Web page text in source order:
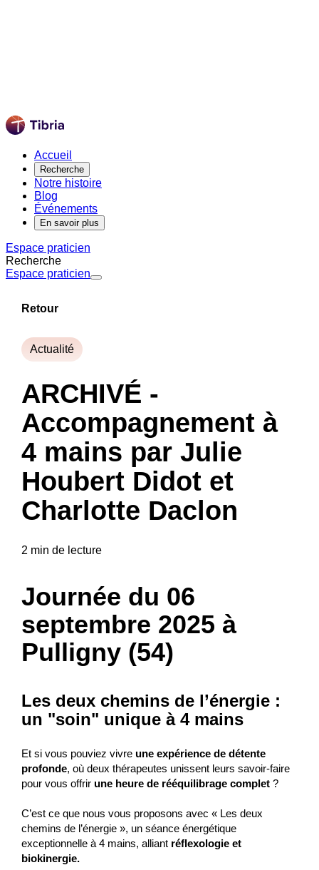
Accueil
Recherche
Notre histoire
Blog
Événements
En savoir plus
Espace praticien
Recherche
Espace praticien
Retour
Actualité
ARCHIVÉ -
Accompagnement à
4 mains par Julie
Houbert Didot et
Charlotte Daclon
2 min de lecture
Journée du 06
septembre 2025 à
Pulligny (54)
Les deux chemins de l’énergie :
un "soin" unique à 4 mains
Et si vous pouviez vivre une expérience de détente
profonde, où deux thérapeutes unissent leurs savoir-faire
pour vous offrir une heure de rééquilibrage complet?
C’est ce que nous vous proposons avec « Les deux
chemins de l’énergie », un séance énergétique
exceptionnelle à 4 mains, alliant réflexologie et
biokinergie.